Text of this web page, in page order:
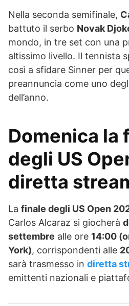
Nella seconda semifinale,
battuto il serbo Novak
mondo, in tre set con una
altissimo livello. Il tennista
così a sfidare Sinner per
preannuncia come uno
dell’anno.
Domenica la
degli US
diretta
La finale degli US Open
Carlos Alcaraz si giocherà
settembre alle ore 14:00
York), corrispondenti alle
sarà trasmesso in diretta
emittenti nazionali e